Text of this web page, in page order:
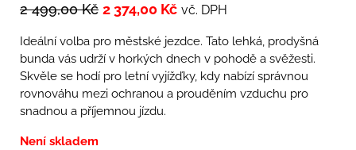
2 499,00Kč 2 374,00 Kč vč. DPH
Ideální volba pro městské jezdce. Tato lehká, prodyšná
bunda vás udrží v horkých dnech v pohodě a svěžesti.
Skvěle se hodí pro letní vyjížďky, kdy nabízí správnou
rovnováhu mezi ochranou a prouděním vzduchu pro
snadnou a příjemnou jízdu.
Není skladem